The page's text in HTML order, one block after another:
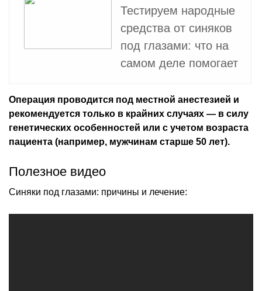
Тестируем народные
средства от синяков
под глазами: что на
самом деле помогает
Операция проводится под местной анестезией и
рекомендуется только в крайних случаях — в силу
генетических особенностей или с учетом возраста
пациента (например, мужчинам старше 50 лет).
Полезное видео
Синяки под глазами: причины и лечение: